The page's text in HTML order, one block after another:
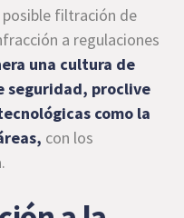
posible filtración de
a regulaciones
una cultura de
seguridad, proclive
como la
con los